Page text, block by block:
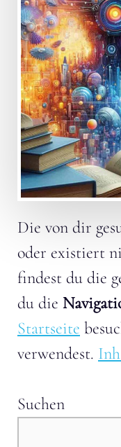
Die von dir
oder existiert
findest du die
du die
Startseite
verwendest.
Suchen